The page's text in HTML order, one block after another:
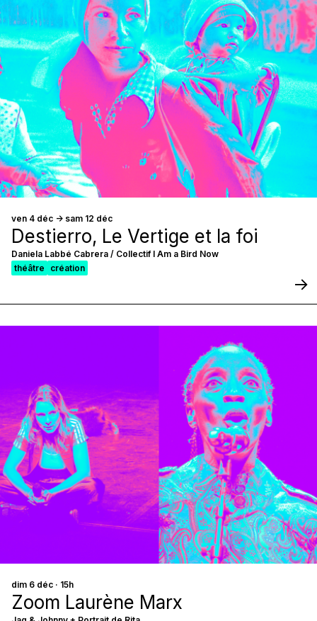
Destierro, Le Vertige et la foi
ven 4 déc -> sam 12 déc
Daniela Labbé Cabrera / Collectif I Am a Bird Now
théâtre
création
Zoom Laurène Marx
dim 6 déc · 15h